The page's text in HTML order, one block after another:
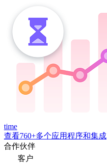
time
查看760+多个应用程序和集成
合作伙伴
客户